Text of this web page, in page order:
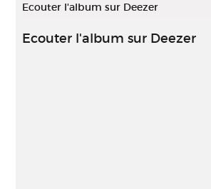
Ecouter l'album sur Deezer
Ecouter l'album sur Deezer